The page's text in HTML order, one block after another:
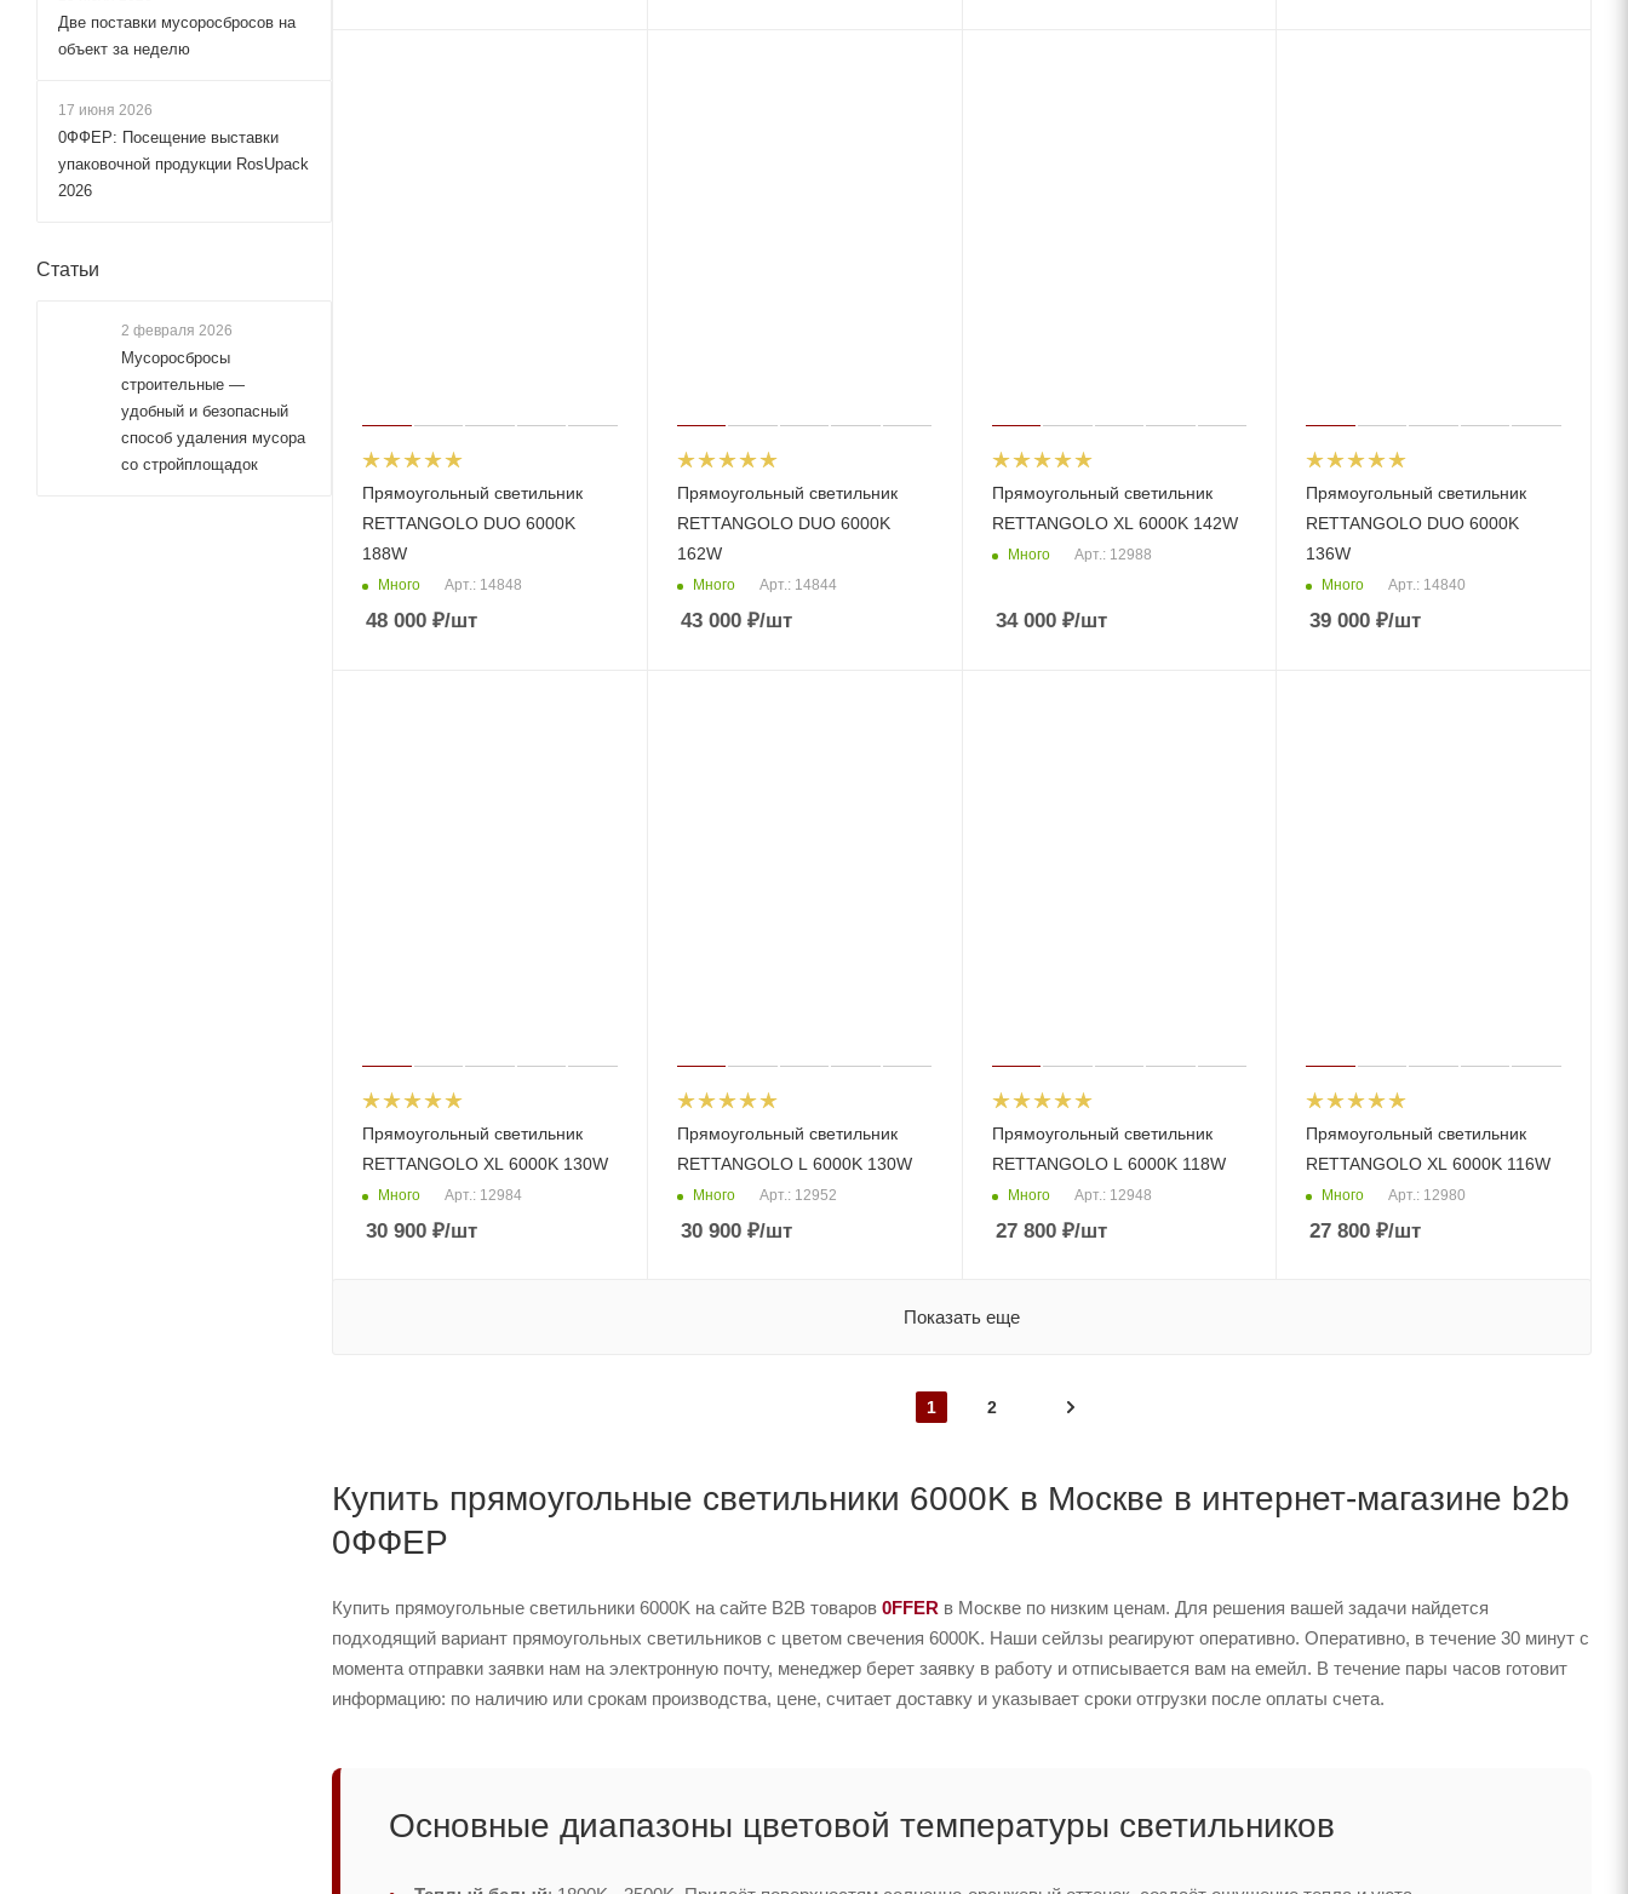
Прямоугольный светильник
RETTANGOLO DUО 6000K
188W
Много Арт.: 14848
48 000 ₽/шт
Прямоугольный светильник
RETTANGOLO DUО 6000K
162W
Много Арт.: 14844
43 000₽/шт
Прямоугольный светильник
RETTANGOLO XL 6000K 142W
Много Арт.: 12988
34 000₽/шт
Прямоугольный светильник
RETTANGOLO DUО 6000K
136W
Много Арт.: 14840
39 000 ₽/шт
Прямоугольный светильник
RETTANGOLO XL 6000K 130W
Много Арт.: 12984
30 900 ₽/шт
Прямоугольный светильник
RETTANGOLO L 6000K 130W
Много Арт.: 12952
30 900₽/шт
Прямоугольный светильник
RETTANGOLO L 6000K 118W
Много Арт.: 12948
27 800₽/шт
Прямоугольный светильник
RETTANGOLO XL 6000K 116W
Много Арт.: 12980
27 800 ₽/шт
Показать еще
1 2
Купить прямоугольные светильники 6000K в Москве в интернет-магазине b2b
0ФФЕР
Купить прямоугольные светильники 6000K на сайте B2B товаров 0FFER в Москве по низким ценам. Для решения вашей задачи найдется
подходящий вариант прямоугольных светильников с цветом свечения 6000K. Наши сейлзы реагируют оперативно. Оперативно, в течение 30 минут с
момента отправки заявки нам на электронную почту, менеджер берет заявку в работу и отписывается вам на емейл. В течение пары часов готовит
информацию: по наличию или срокам производства, цене, считает доставку и указывает сроки отгрузки после оплаты счета.
Основные диапазоны цветовой температуры светильников
Две поставки мусоросбросов на
объект за неделю
17 июня 2026
0ФФЕР: Посещение выставки
упаковочной продукции RosUpack
2026
Статьи
2 февраля 2026
Мусоросбросы
строительные —
удобный и безопасный
способ удаления мусора
со стройплощадок